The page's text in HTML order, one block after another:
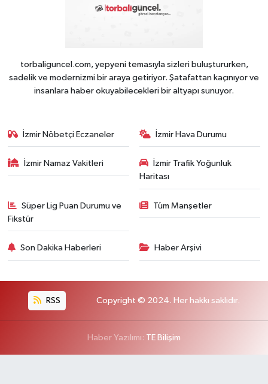
torbaliguncel.com, yepyeni temasıyla sizleri buluştururken,
sadelik ve modernizmi bir araya getiriyor. Şatafattan kaçınıyor ve
insanlara haber okuyabilecekleri bir altyapı sunuyor.
İzmir Nöbetçi Eczaneler İzmir Hava Durumu
İzmir Namaz Vakitleri
İzmir Trafik Yoğunluk
Haritası
Süper Lig Puan Durumu ve
Fikstür
Tüm Manşetler
Son Dakika Haberleri Haber Arşivi
RSS Copyright © 2024. Her hakkı saklıdır.
Haber Yazılımı: TE Bilişim